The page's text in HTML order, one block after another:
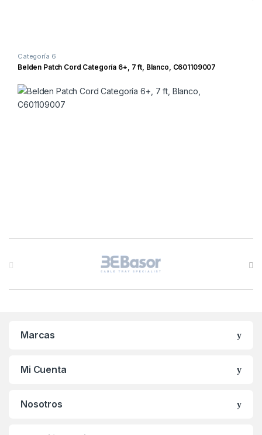
Categoría 6
Belden Patch Cord Categoría 6+, 7 ft, Blanco, C601109007
Marcas
Mi Cuenta
Nosotros